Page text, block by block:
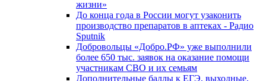
жизни»
До конца года в России могут узаконить
производство препаратов в аптеках - Радио
Sputnik
Добровольцы «Добро.РФ» уже выполнили
более 650 тыс. заявок на оказание помощи
участникам СВО и их семьям
Дополнительные баллы к ЕГЭ, выходные,